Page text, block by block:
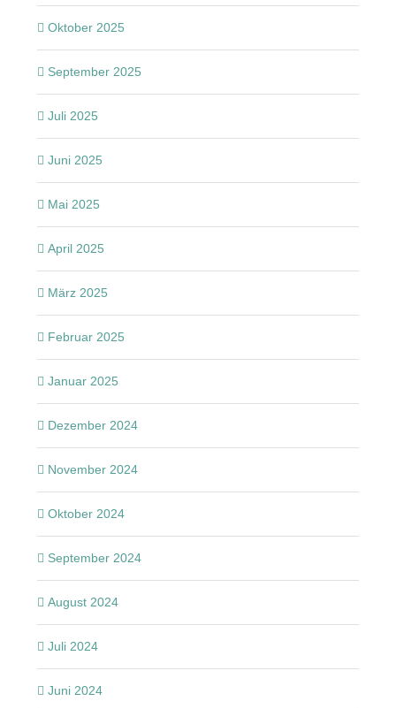
Oktober 2025
September 2025
Juli 2025
Juni 2025
Mai 2025
April 2025
März 2025
Februar 2025
Januar 2025
Dezember 2024
November 2024
Oktober 2024
September 2024
August 2024
Juli 2024
Juni 2024